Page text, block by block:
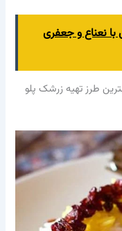
نعناع و جعفری
طرز تهیه زرشک پلو